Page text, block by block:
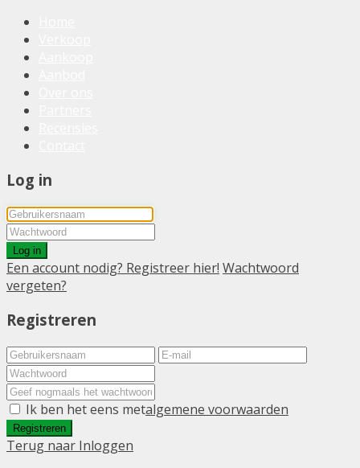
Log in
Log in
Een account nodig? Registreer hier! Wachtwoord
vergeten?
Registreren
Ik ben het eens metalgemene voorwaarden
Registreren
Terug naar Inloggen